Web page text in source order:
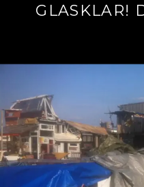
GLASKLAR!